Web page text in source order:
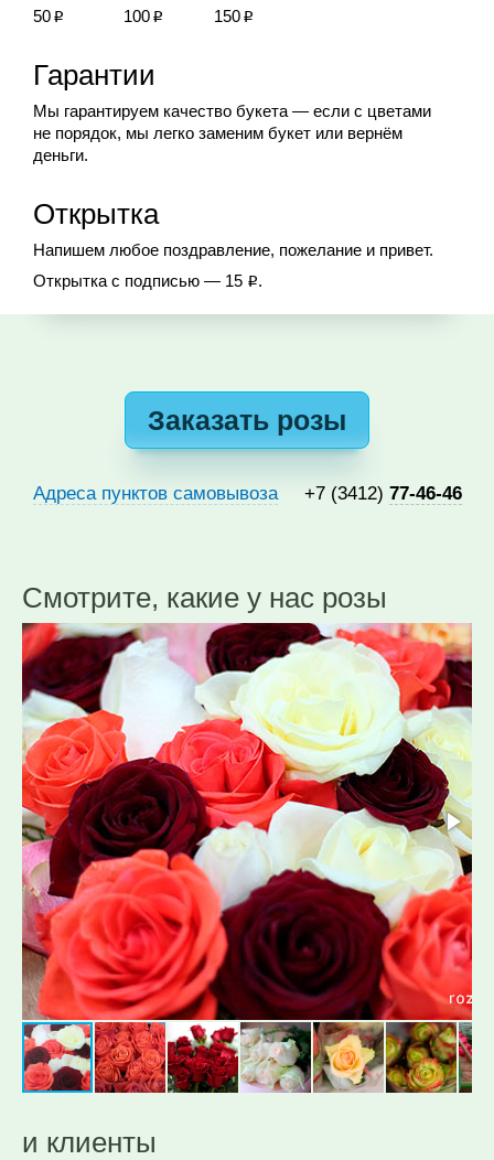
50 Р 100 Р 150 Р
Гарантии
Мы гарантируем качество букета — если с цветами
не порядок, мы легко заменим букет или вернём
деньги.
Открытка
Напишем любое поздравление, пожелание и привет.
Открытка с подписью — 15 Р.
Заказать розы
Адреса пунктов самовывоза +7 (3412) 77-46-46
Смотрите, какие у нас розы
и клиенты